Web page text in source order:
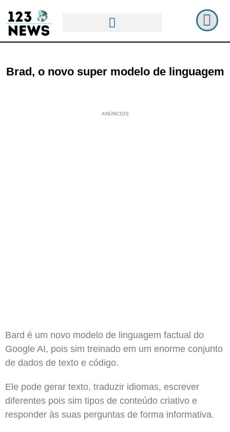
Brad, o novo super modelo de linguagem
ANÚNCIOS
Bard é um novo modelo de linguagem factual do
Google AI, pois sim treinado em um enorme conjunto
de dados de texto e código.
Ele pode gerar texto, traduzir idiomas, escrever
diferentes pois sim tipos de conteúdo criativo e
responder às suas perguntas de forma informativa.